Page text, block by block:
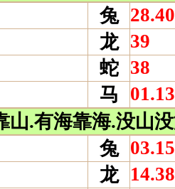
兔 28.40
龙 39
蛇 38
马
山.有海靠海.没山
兔
龙
14.38